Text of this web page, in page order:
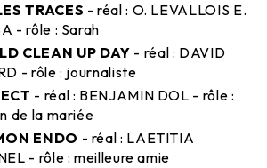
TRACES - réal : O. LEVALLOIS E.
- rôle : Sarah
CLEAN UP DAY - réal : DAVID
- rôle : journaliste
- réal : BENJAMIN DOL - rôle :
de la mariée
ENDO - réal : LAETITIA
- rôle : meilleure amie